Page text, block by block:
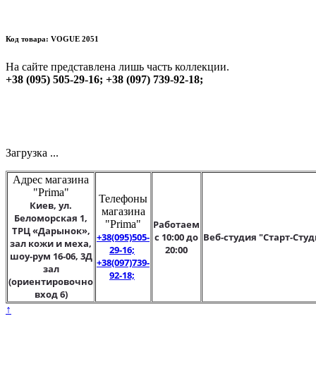
Код товара: VOGUE 2051
На сайте представлена лишь часть коллекции.
+38 (095) 505-29-16; +38 (097) 739-92-18;
Загрузка ...
Адрес магазина
"Prima"
Киев, ул.
Беломорская 1,
ТРЦ «Дарынок»,
зал кожи и меха,
шоу-рум 16-06, 3Д
зал
(ориентировочно
вход 6)
Телефоны
магазина
"Prima"
+38(095)505-
29-16;
+38(097)739-
92-18;
Работаем
с 10:00 до
20:00
Веб-студия "Старт-
↑